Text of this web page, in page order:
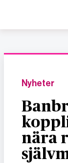
Nyheter
nära